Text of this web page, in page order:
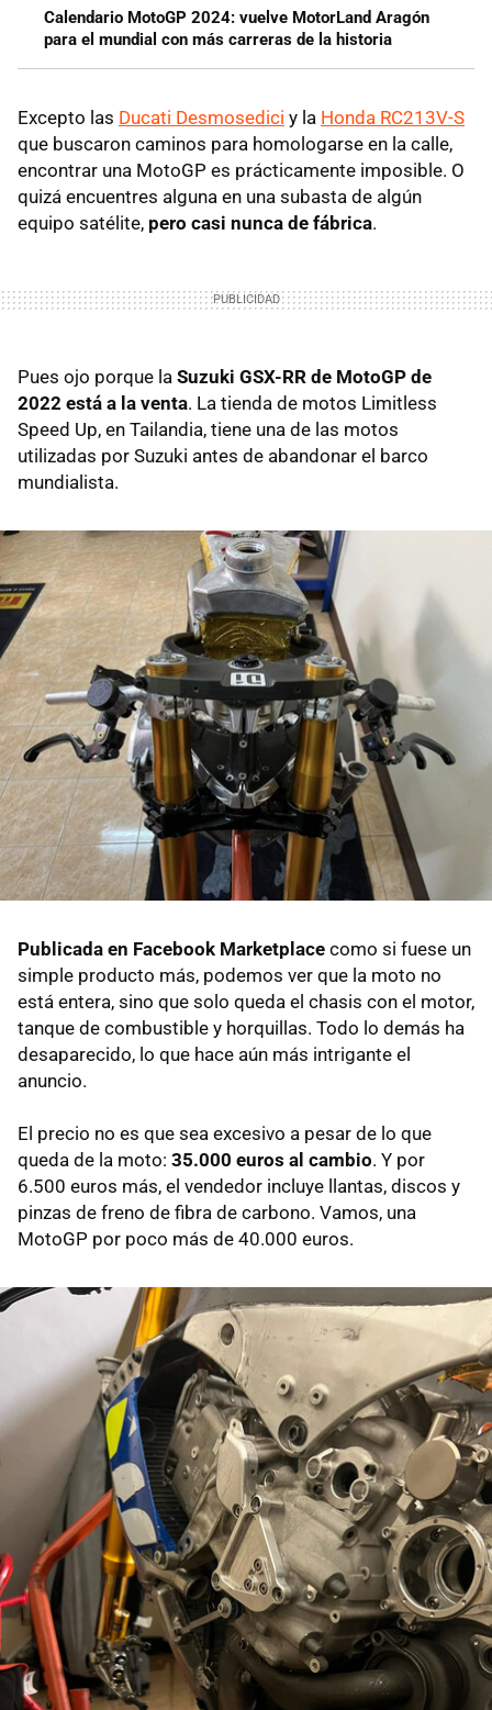
Calendario MotoGP 2024: vuelve MotorLand Aragón
para el mundial con más carreras de la historia
Excepto las Ducati Desmosedici y la Honda RC213V-S
que buscaron caminos para homologarse en la calle,
encontrar una MotoGP es prácticamente imposible. O
quizá encuentres alguna en una subasta de algún
equipo satélite, pero casi nunca de fábrica.
Pues ojo porque la Suzuki GSX-RR de MotoGP de
2022 está a la venta. La tienda de motos Limitless
Speed Up, en Tailandia, tiene una de las motos
utilizadas por Suzuki antes de abandonar el barco
mundialista.
Publicada en Facebook Marketplace como si fuese un
simple producto más, podemos ver que la moto no
está entera, sino que solo queda el chasis con el motor,
tanque de combustible y horquillas. Todo lo demás ha
desaparecido, lo que hace aún más intrigante el
anuncio.
El precio no es que sea excesivo a pesar de lo que
queda de la moto: 35.000 euros al cambio. Y por
6.500 euros más, el vendedor incluye llantas, discos y
pinzas de freno de fibra de carbono. Vamos, una
MotoGP por poco más de 40.000 euros.